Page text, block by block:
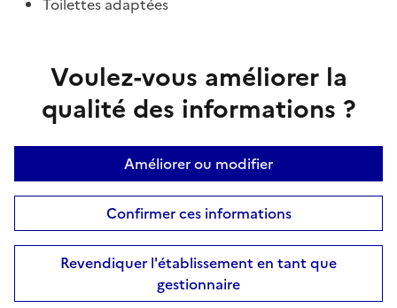
Voulez-vous améliorer la
qualité des informations ?
Améliorer ou modifier
Confirmer ces informations
Revendiquer l'établissement en tant que
gestionnaire